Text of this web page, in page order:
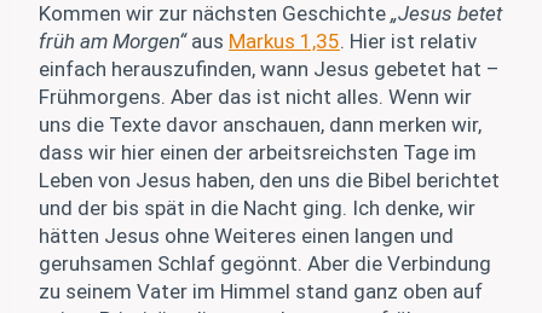
Kommen wir zur nächsten Geschichte „Jesus betet
früh am Morgen“aus Markus 1,35. Hier ist relativ
einfach herauszufinden, wann Jesus gebetet hat –
Frühmorgens. Aber das ist nicht alles. Wenn wir
uns die Texte davor anschauen, dann merken wir,
dass wir hier einen der arbeitsreichsten Tage im
Leben von Jesus haben, den uns die Bibel berichtet
und der bis spät in die Nacht ging. Ich denke, wir
hätten Jesus ohne Weiteres einen langen und
geruhsamen Schlaf gegönnt. Aber die Verbindung
zu seinem Vater im Himmel stand ganz oben auf